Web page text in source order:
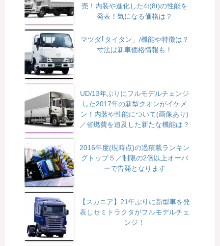
売！内装や進化した4t(8t)の性能を
発表！気になる価格は？
マツダ｢タイタン」/機能や特徴は？
寸法は新車価格情報も！
UD/13年ぶりにフルモデルチェンジ
した2017年の新型クオンがイケメ
ン！内装や性能について(画像あり)
／省燃費を追及した新たな機能は？
2016年度(現時点)の過積載ランキン
グトップ５／制限の2倍以上オーバ
ーで告発となります
【スカニア】21年ぶりに新型車を発
表しセミトラクタがフルモデルチェ
ンジ！